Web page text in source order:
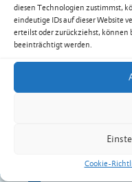
diesen Technologien zustimmst,
eindeutige IDs auf dieser Website
erteilst oder zurückziehst,
beeinträchtigt werden.
Cookie-
Historischer Höhenweg
Zur Übersicht der
Gemeinde Eschen-Nendeln
St. Martins-Ring 2, 9492
Festnetz+423 377 50 10,